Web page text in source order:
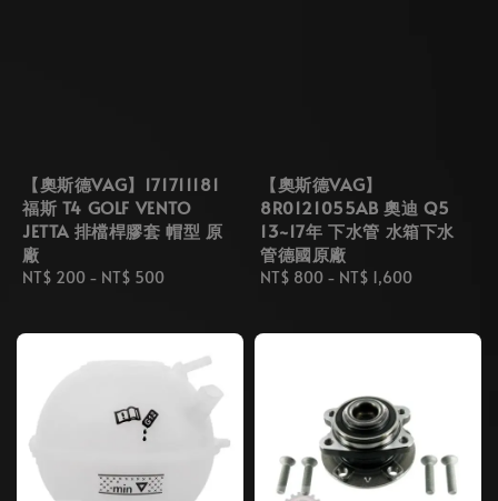
【奧斯德VAG】171711181
福斯 T4 GOLF VENTO
JETTA 排檔桿膠套 帽型 原
廠
Regular
NT$ 200 - NT$ 500
【奧斯德VAG】
8R0121055AB 奧迪 Q5
13~17年 下水管 水箱下水
管德國原廠
Regular
NT$ 800 - NT$ 1,600